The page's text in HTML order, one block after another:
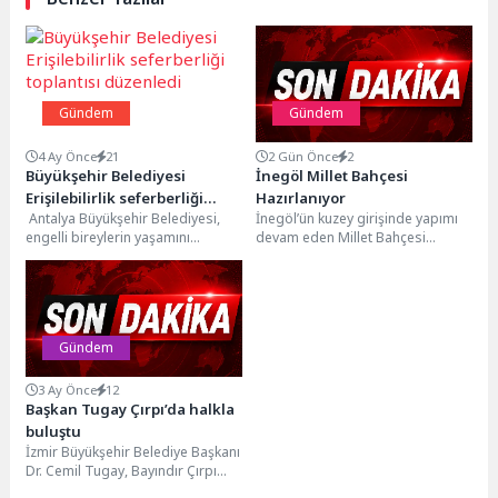
Gündem
4 Ay Önce 21
Büyükşehir Belediyesi
Erişilebilirlik seferberliği
toplantısı düzenledi
Antalya Büyükşehir Belediyesi,
engelli bireylerin yaşamını
kolaylaştırmaya yönelik
çalışmalarını sürdürüyor. Bu
kapsamda, 10-16 Mayıs
Engelliler...
Gündem
2 Gün Önce 2
İnegöl Millet Bahçesi
Hazırlanıyor
İnegöl’ün kuzey girişinde yapımı
devam eden Millet Bahçesi
Gündem
3 Ay Önce 12
Başkan Tugay Çırpı’da halkla
buluştu
İzmir Büyükşehir Belediye Başkanı
Dr. Cemil Tugay, Bayındır Çırpı